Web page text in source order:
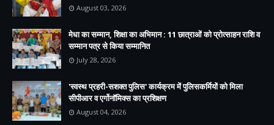
August 03, 2026
मेधा का सम्मान, शिक्षा का अभिमान : 11 छात्राओं को प्रोत्साहन राशि व
सम्मान पत्र से किया सम्मानित
July 28, 2026
'स्वस्थ प्रहरी-सशक्त पुलिस' कार्यक्रम में पुलिसकर्मियों को मिला
सीपीआर व एर्गोनॉमिक्स का प्रशिक्षण
August 04, 2026